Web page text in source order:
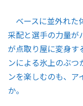
ベースに並外れた
采配と選手の力量が
が点取り屋に変身す
ンによる氷上のぶつ
ンを楽しむのも、ア
か。